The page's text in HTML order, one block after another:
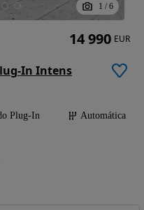
1 / 6
In Intens
Plug-In
Automática
14 990 EUR